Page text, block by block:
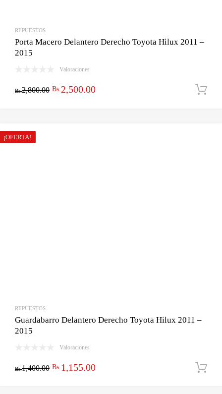
REPUESTOS
Porta Macero Delantero Derecho Toyota Hilux 2011 –
2015
Valoraciones
Bs.2,800.00 El
Bs.2,500.00El
¡OFERTA!
REPUESTOS
Guardabarro Delantero Derecho Toyota Hilux 2011 –
2015
Valoraciones
Bs.1,400.00 El
Bs. 1,155.00El